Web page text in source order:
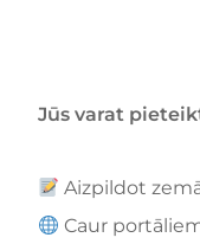
Jūs varat
Aizpildot
Caur